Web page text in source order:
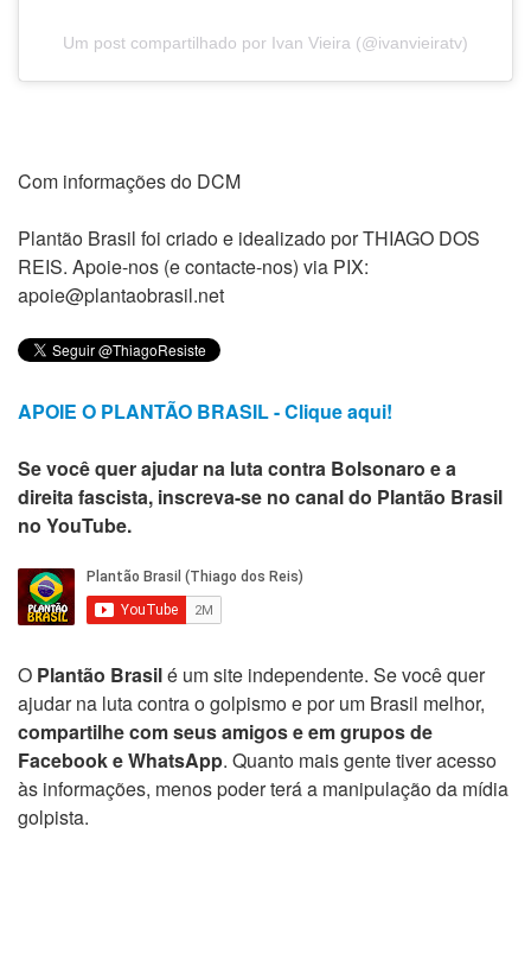
Um post compartilhado por Ivan Vieira (@ivanvieiratv)
Com informações do DCM
Plantão Brasil foi criado e idealizado por THIAGO DOS
REIS. Apoie-nos (e contacte-nos) via PIX:
apoie@plantaobrasil.net
APOIE O PLANTÃO BRASIL - Clique aqui!
Se você quer ajudar na luta contra Bolsonaro e a
direita fascista, inscreva-se no canal do Plantão Brasil
no YouTube.
O Plantão Brasilé um site independente. Se você quer
ajudar na luta contra o golpismo e por um Brasil melhor,
compartilhe com seus amigos e em grupos de
Facebook e WhatsApp. Quanto mais gente tiver acesso
às informações, menos poder terá a manipulação da mídia
golpista.